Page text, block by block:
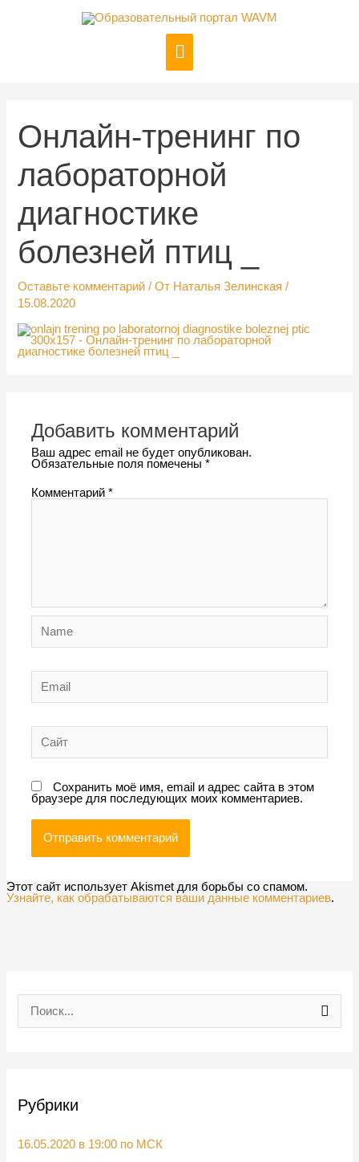
Главное
меню
Онлайн-тренинг по
лабораторной
диагностике
болезней птиц _
Оставьте комментарий / От Наталья Зелинская/
15.08.2020
Добавить комментарий
Ваш адрес email не будет опубликован.
Обязательные поля помечены*
Комментарий*
Name
Email
Сайт
Сохранить моё имя, email и адрес сайта в этом
браузере для последующих моих комментариев.
Этот сайт использует Akismet для борьбы со спамом.
Узнайте, как обрабатываются ваши данные комментариев.
к
Рубрики
16.05.2020 в 19:00 по МСК